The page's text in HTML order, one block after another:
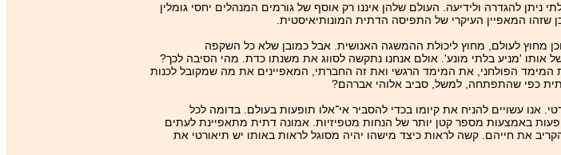
להגדרה ולידיעה. העולם שלהן איננו רק אוסף של גורמים המנהלים יחסי גומלין
המאפיין העיקרי של התפיסה הדתית המונותיאיסטית.
לעולם, מחוץ ליכולת ההמשגה האנושית. אבל כמובן שלא כל השקפה
אותו 'מניע בלתי מונע'. אולם אנחנו נתקשה לסווג את משנתו כדת. מהי הסיבה לכך?
המימד הפולחני, את המימד הרגשי ואת זה החברתי, המאפיינים את מה שמקובל לכנות
כפי שהתפתחה, למשל, סביב אלוהי אברהם?
אנו עשויים להניח את קיומו בכדי להסביר אי־אלו תופעות בעולם. בדומה לכל
באמצעות מספר קטן יותר של הנחות מטפיזיות. אמונה דתית מתאפיינת לעתים
את חייהם. קשה לראות כיצד מישהו יהיה מסוגל לראות באותו יש תיאורטי את